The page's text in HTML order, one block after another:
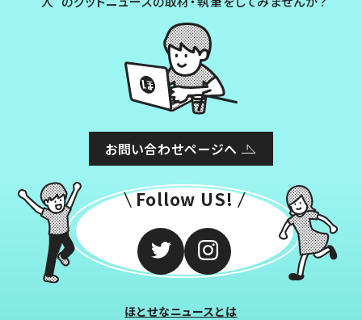
お問い合わせページへ
Follow US!
ほとせなニュースとは